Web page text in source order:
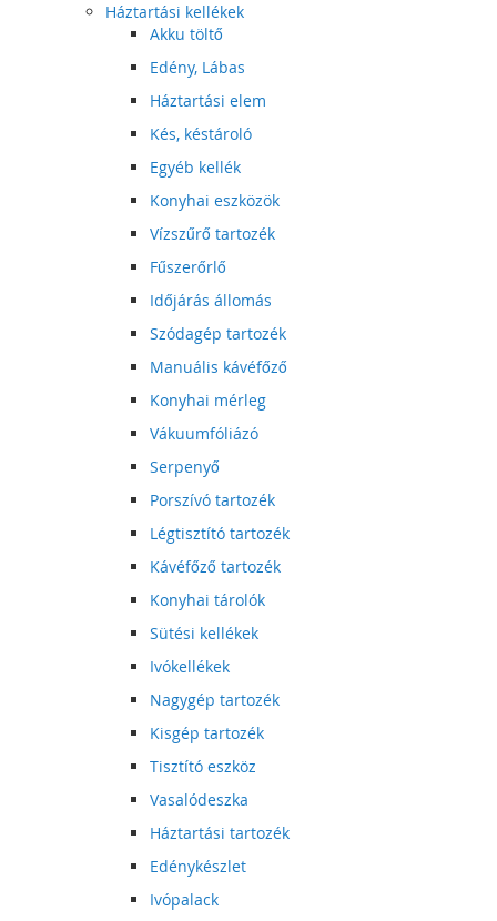
Háztartási kellékek
Akku töltő
Edény, Lábas
Háztartási elem
Kés, késtároló
Egyéb kellék
Konyhai eszközök
Vízszűrő tartozék
Fűszerőrlő
Időjárás állomás
Szódagép tartozék
Manuális kávéfőző
Konyhai mérleg
Vákuumfóliázó
Serpenyő
Porszívó tartozék
Légtisztító tartozék
Kávéfőző tartozék
Konyhai tárolók
Sütési kellékek
Ivókellékek
Nagygép tartozék
Kisgép tartozék
Tisztító eszköz
Vasalódeszka
Háztartási tartozék
Edénykészlet
Ivópalack